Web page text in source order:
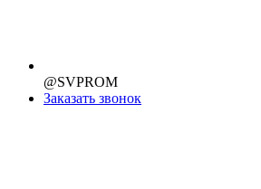
@SVPROM
Заказать звонок